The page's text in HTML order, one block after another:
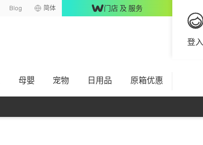
Blog 简体 门店 及 服务
登入
母嬰 宠物 日用品 原箱优惠